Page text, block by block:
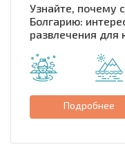
Узнайте, почему
Болгарию:
развлечения для
Подробнее